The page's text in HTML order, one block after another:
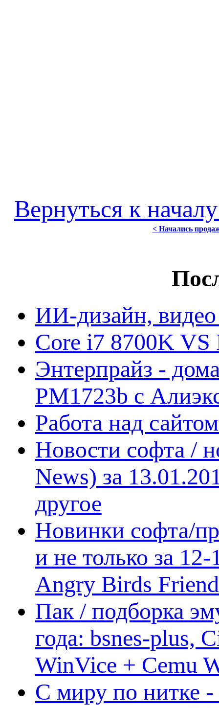
Вернуться к
< Начались
ИИ-дизайн,
Core i7 8700K VS
Энтерпрайз -
PM1723b с
Работа над
Новости софта /
News) за
другое
Новинки софта/
и не только за
Angry Birds
Пак / подборка
года: bsnes-plus,
WinVice + Cemu
С миру по нитке